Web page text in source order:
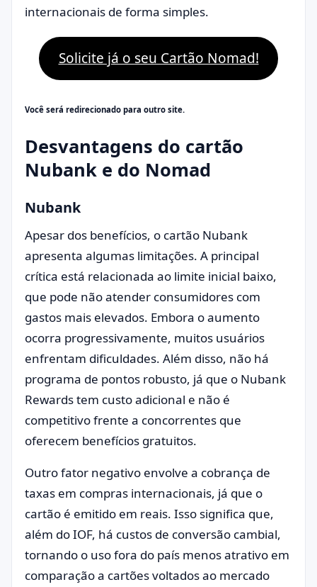
internacionais de forma simples.
Solicite já o seu Cartão Nomad!
Você será redirecionado para outro site.
Desvantagens do cartão
Nubank e do Nomad
Nubank
Apesar dos benefícios, o cartão Nubank
apresenta algumas limitações. A principal
crítica está relacionada ao limite inicial baixo,
que pode não atender consumidores com
gastos mais elevados. Embora o aumento
ocorra progressivamente, muitos usuários
enfrentam dificuldades. Além disso, não há
programa de pontos robusto, já que o Nubank
Rewards tem custo adicional e não é
competitivo frente a concorrentes que
oferecem benefícios gratuitos.
Outro fator negativo envolve a cobrança de
taxas em compras internacionais, já que o
cartão é emitido em reais. Isso significa que,
além do IOF, há custos de conversão cambial,
tornando o uso fora do país menos atrativo em
comparação a cartões voltados ao mercado